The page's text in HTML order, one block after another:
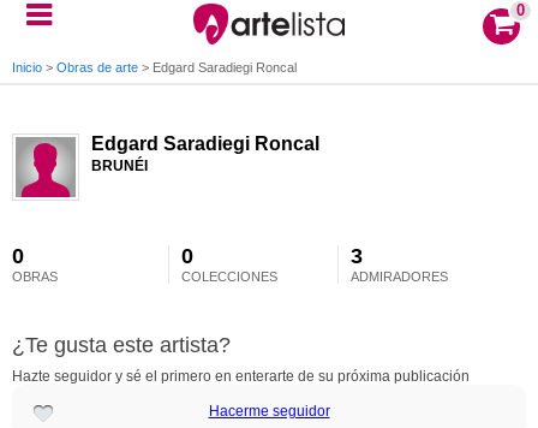
0
Inicio > Obras de arte > Edgard Saradiegi Roncal
Edgard Saradiegi Roncal
BRUNÉI
0
OBRAS
0
COLECCIONES
3
ADMIRADORES
¿Te gusta este artista?
Hazte seguidor y sé el primero en enterarte de su próxima publicación
Hacerme seguidor